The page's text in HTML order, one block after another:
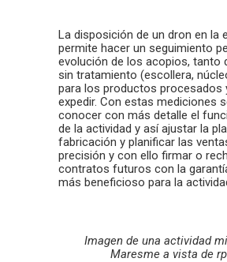
La disposición de un dron en la
permite hacer un seguimiento
evolución de los acopios, tanto
sin tratamiento (escollera,
para los productos procesados
expedir. Con estas mediciones
conocer con más detalle el
de la actividad y así ajustar la
fabricación y planificar las
precisión y con ello firmar o
contratos futuros con la
más beneficioso para la
Imagen de una actividad
Maresme a vista de